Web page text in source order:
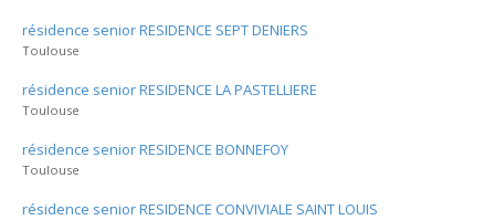
résidence senior RESIDENCE SEPT DENIERS
Toulouse
résidence senior RESIDENCE LA PASTELLIERE
Toulouse
résidence senior RESIDENCE BONNEFOY
Toulouse
résidence senior RESIDENCE CONVIVIALE SAINT LOUIS